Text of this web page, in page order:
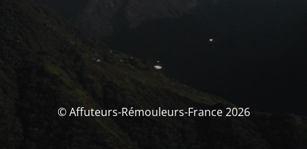
© Affuteurs-Rémouleurs-France 2026